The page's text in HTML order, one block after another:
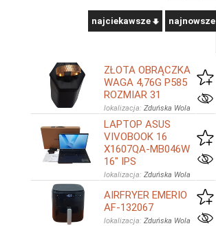
najciekawsze najnowsze
ZŁOTA OBRĄCZKA
WAGA 4,76G P585
ROZMIAR 31
lokalizacja: Zduńska Wola
LAPTOP ASUS
VIVOBOOK 16
X1607QA-MB046W
16" IPS
lokalizacja: Zduńska Wola
AIRFRYER EMERIO
AF-132067
lokalizacja: Zduńska Wola